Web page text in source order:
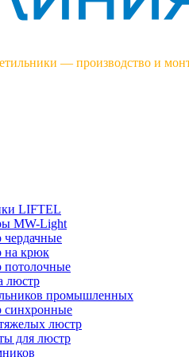
— производство и
LIFTEL
MW-Light
на крюк
люстр
промышленных
синхронные
люстр
для люстр